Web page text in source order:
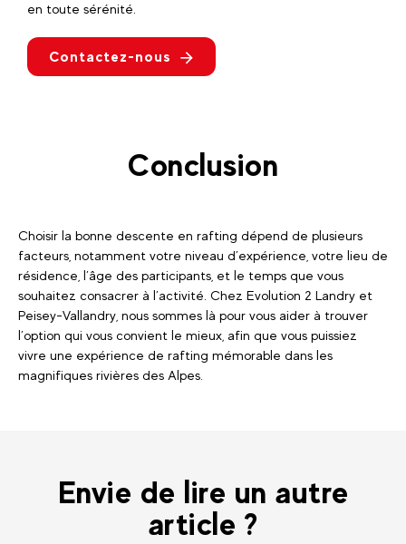
en toute sérénité.
Contactez-nous
Conclusion
Choisir la bonne descente en rafting dépend de plusieurs
facteurs, notamment votre niveau d’expérience, votre lieu de
résidence, l’âge des participants, et le temps que vous
souhaitez consacrer à l’activité. Chez Evolution 2 Landry et
Peisey-Vallandry, nous sommes là pour vous aider à trouver
l’option qui vous convient le mieux, afin que vous puissiez
vivre une expérience de rafting mémorable dans les
magnifiques rivières des Alpes.
Envie de lire un autre
article ?